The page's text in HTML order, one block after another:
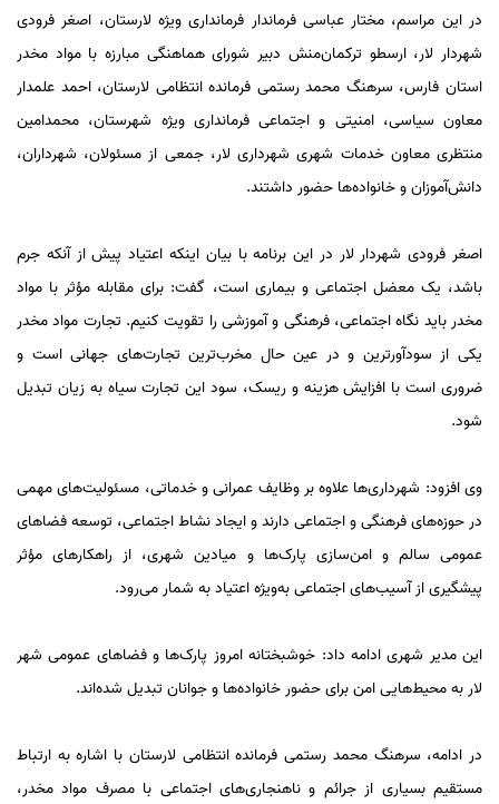
در این مراسم، مختار عباسی فرماندار فرمانداری ویژه لارستان، اصغر فرودی
شهردار لار، ارسطو ترکمان‌منش دبیر شورای هماهنگی مبارزه با مواد مخدر
استان فارس، سرهنگ محمد رستمی فرمانده انتظامی لارستان، احمد علمدار
معاون سیاسی، امنیتی و اجتماعی فرمانداری ویژه شهرستان، محمدامین
منتظری معاون خدمات شهری شهرداری لار، جمعی از مسئولان، شهرداران،
دانش‌آموزان و خانواده‌ها حضور داشتند.
اصغر فرودی شهردار لار در این برنامه با بیان اینکه اعتیاد پیش از آنکه جرم
باشد، یک معضل اجتماعی و بیماری است، گفت: برای مقابله مؤثر با مواد
مخدر باید نگاه اجتماعی، فرهنگی و آموزشی را تقویت کنیم. تجارت مواد مخدر
یکی از سودآورترین و در عین حال مخرب‌ترین تجارت‌های جهانی است و
ضروری است با افزایش هزینه و ریسک، سود این تجارت سیاه به زیان تبدیل
شود.
وی افزود: شهرداری‌ها علاوه بر وظایف عمرانی و خدماتی، مسئولیت‌های مهمی
در حوزه‌های فرهنگی و اجتماعی دارند و ایجاد نشاط اجتماعی، توسعه فضاهای
عمومی سالم و امن‌سازی پارک‌ها و میادین شهری، از راهکارهای مؤثر
پیشگیری از آسیب‌های اجتماعی به‌ویژه اعتیاد به شمار می‌رود.
این مدیر شهری ادامه داد: خوشبختانه امروز پارک‌ها و فضاهای عمومی شهر
لار به محیط‌هایی امن برای حضور خانواده‌ها و جوانان تبدیل شده‌اند.
در ادامه، سرهنگ محمد رستمی فرمانده انتظامی لارستان با اشاره به ارتباط
مستقیم بسیاری از جرائم و ناهنجاری‌های اجتماعی با مصرف مواد مخدر،